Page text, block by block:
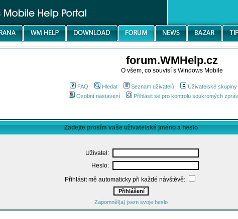
forum.WMHelp.cz
O všem, co souvisí s Windows Mobile
FAQ Hledat Seznam uživatelů Uživatelské skupiny
Osobní nastavení
Přihlásit se pro kontrolu soukromých zpráv
Zadejte prosím vaše uživatelské jméno a heslo
Uživatel:
Heslo:
Přihlásit mě automaticky při každé návštěvě:
Zapomněl(a) jsem svoje heslo